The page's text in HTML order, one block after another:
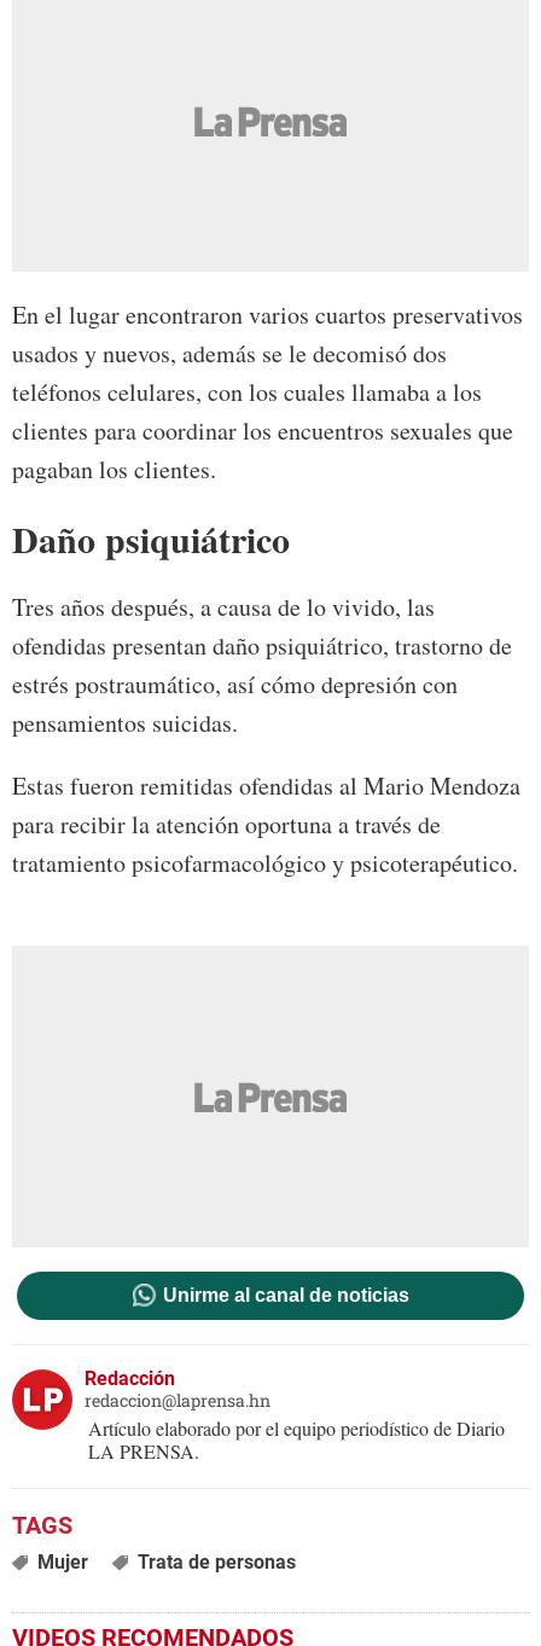
En el lugar encontraron varios cuartos preservativos
usados y nuevos, además se le decomisó dos
teléfonos celulares, con los cuales llamaba a los
clientes para coordinar los encuentros sexuales que
pagaban los clientes.
Daño psiquiátrico
Tres años después, a causa de lo vivido, las
ofendidas presentan daño psiquiátrico, trastorno de
estrés postraumático, así cómo depresión con
pensamientos suicidas.
Estas fueron remitidas ofendidas al Mario Mendoza
para recibir la atención oportuna a través de
tratamiento psicofarmacológico y psicoterapéutico.
Unirme al canal de noticias
Redacción
redaccion@laprensa.hn
Artículo elaborado por el equipo periodístico de Diario
LA PRENSA.
Mujer Trata de personas
VIDEOS RECOMENDADOS